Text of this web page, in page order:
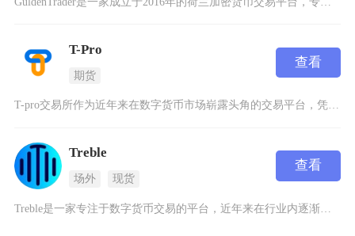
T-Pro
期货
查看
T-pro交易所作为近年来在数字货币市场崭露头角的交易平台，凭借技术创新与极致体验的双重优
Treble
场外 现货
查看
Treble是一家专注于数字货币交易的平台，近年来在行业内逐渐崭露头角。这个交易平台以其简